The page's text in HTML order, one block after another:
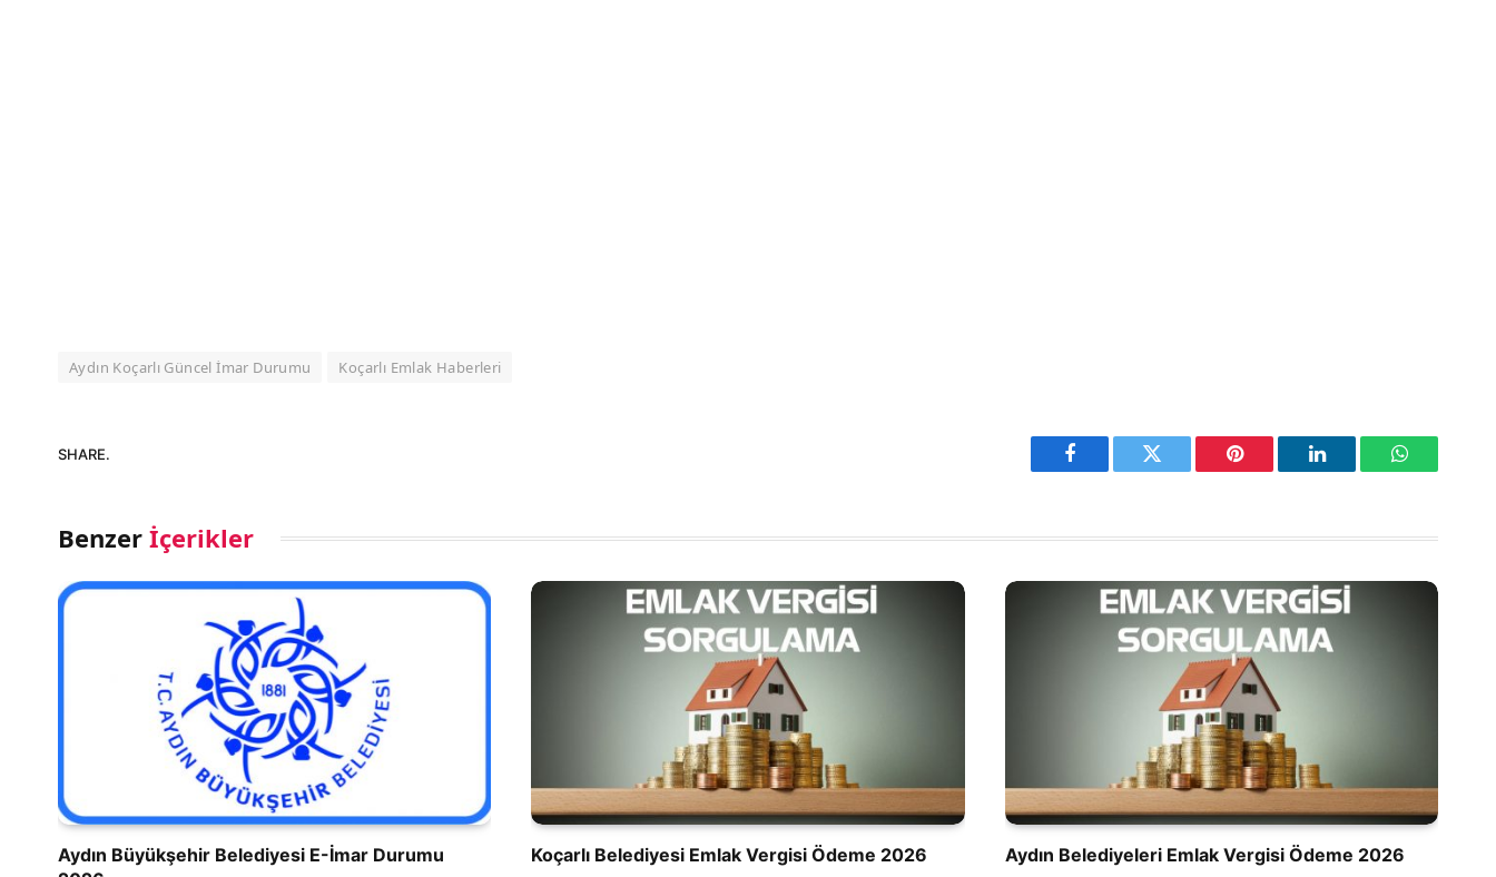
Aydın Koçarlı Güncel İmar Durumu Koçarlı Emlak Haberleri
SHARE.
Facebook Twitter Pinterest LinkedIn WhatsApp
Benzer İçerikler
Aydın Büyükşehir Belediyesi E-İmar Durumu
Koçarlı Belediyesi Emlak Vergisi Ödeme 2026 Aydın Belediyeleri Emlak Vergisi Ödeme 2026